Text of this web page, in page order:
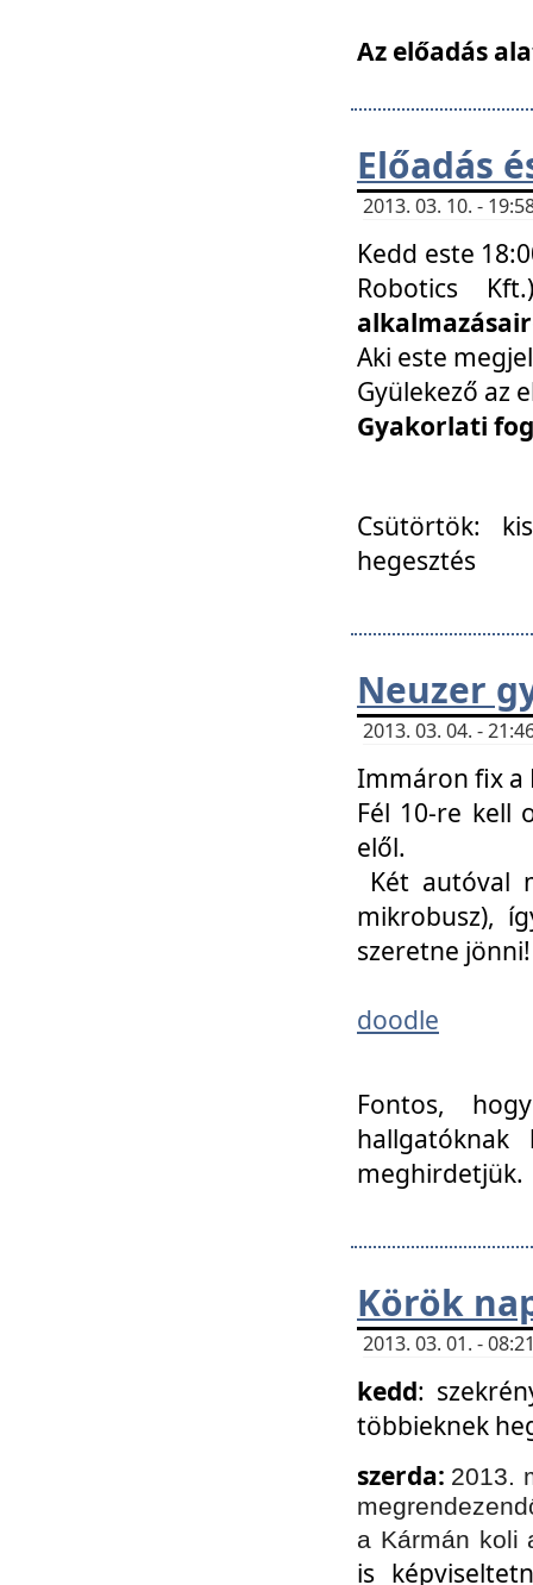
Az előadás
Előadás
2013. 03. 10. -
Kedd este
Robotics
Aki este
Gyülekező az
Gyakorlati
Csütörtök:
hegesztés
Neuzer
2013. 03. 04. -
Immáron fix a
Fél 10-re kell
elől.
Két autóval
mikrobusz),
szeretne jönni!
doodle
Fontos,
meghirdetjük.
Körök
2013. 03. 01. -
kedd:
többieknek
szerda: 2013.
a Kármán koli
is